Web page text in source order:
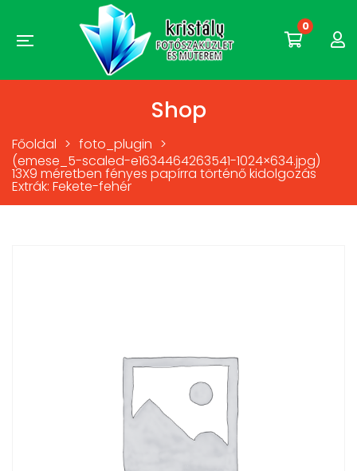
0
Shop
Főoldal > foto_plugin >
(emese_5-scaled-e1634464263541-1024×634.jpg)
13X9 méretben fényes papírra történő kidolgozás
Extrák: Fekete-fehér